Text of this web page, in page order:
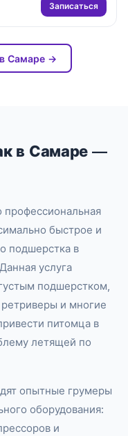
Записаться
Самаре →
в Самаре —
профессиональная
быстрое и
подшерстка в
услуга
подшерстком,
и многие
питомца в
летящей по
опытные грумеры
оборудования:
и